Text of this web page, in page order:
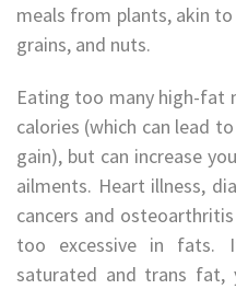
meals from plants, akin
grains, and nuts.
Eating too many high-fat
calories (which can lead
gain), but can increase
ailments. Heart illness,
cancers and
too excessive in fats.
saturated and trans fat,